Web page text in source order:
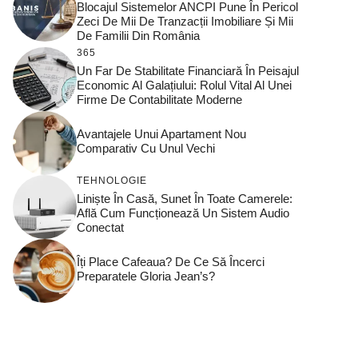
Blocajul Sistemelor ANCPI Pune În Pericol
Zeci De Mii De Tranzacții Imobiliare Și Mii
De Familii Din România
365
Un Far De Stabilitate Financiară În Peisajul
Economic Al Galațiului: Rolul Vital Al Unei
Firme De Contabilitate Moderne
Avantajele Unui Apartament Nou
Comparativ Cu Unul Vechi
TEHNOLOGIE
Liniște În Casă, Sunet În Toate Camerele:
Află Cum Funcționează Un Sistem Audio
Conectat
Îți Place Cafeaua? De Ce Să Încerci
Preparatele Gloria Jean’s?